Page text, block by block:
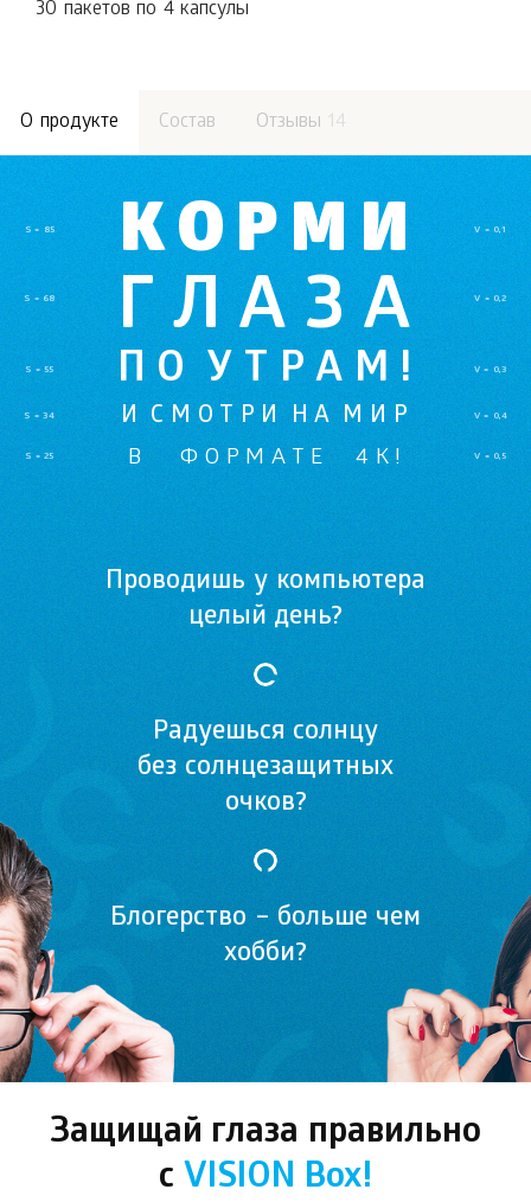
30 пакетов по 4 капсулы
О продукте Состав Отзывы 14
S = 85
S = 68
S = 55
S = 34
S = 25
К О Р М И
Г Л А З А
П О  У Т Р А М !
И  С М О Т Р И  Н А  М И Р
В      Ф О Р М А Т Е     4 К !
V = 0,1
V = 0,2
V = 0,3
V = 0,4
V = 0,5
Проводишь у компьютера
целый день?
Радуешься солнцу
без солнцезащитных
очков?
Блогерство – больше чем
хобби?
Защищай глаза правильно
с VISION Box!